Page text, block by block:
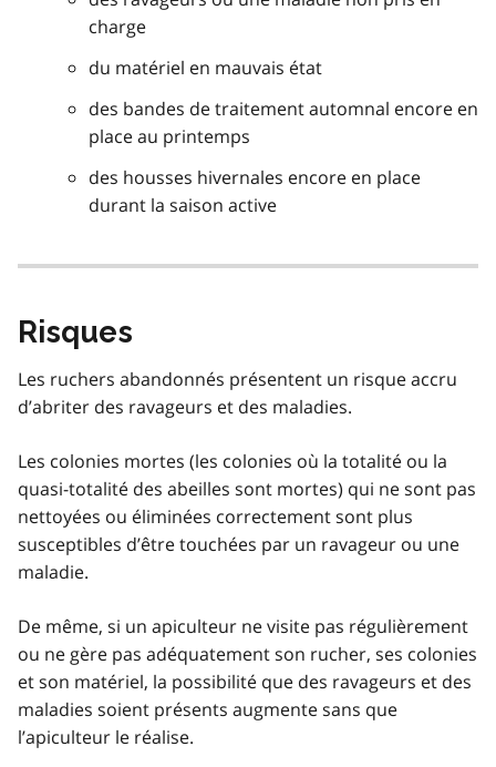
charge
du matériel en mauvais état
des bandes de traitement automnal encore en
place au printemps
des housses hivernales encore en place
durant la saison active
Risques
Les ruchers abandonnés présentent un risque accru
d’abriter des ravageurs et des maladies.
Les colonies mortes (les colonies où la totalité ou la
quasi-totalité des abeilles sont mortes) qui ne sont pas
nettoyées ou éliminées correctement sont plus
susceptibles d’être touchées par un ravageur ou une
maladie.
De même, si un apiculteur ne visite pas régulièrement
ou ne gère pas adéquatement son rucher, ses colonies
et son matériel, la possibilité que des ravageurs et des
maladies soient présents augmente sans que
l’apiculteur le réalise.